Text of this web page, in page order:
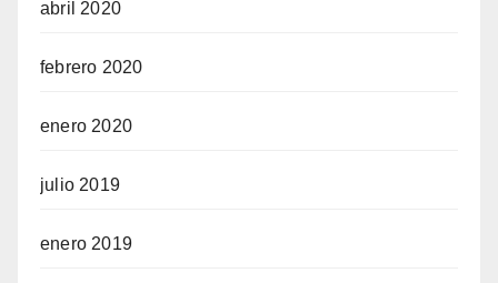
abril 2020
febrero 2020
enero 2020
julio 2019
enero 2019